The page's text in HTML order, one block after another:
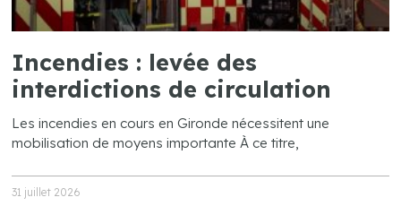
Incendies : levée des
interdictions de circulation
Les incendies en cours en Gironde nécessitent une
mobilisation de moyens importante À ce titre,
31 juillet 2026